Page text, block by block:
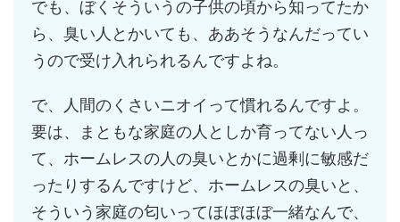
でも、ぼくそういうの子供の頃から知ってたか
ら、臭い人とかいても、ああそうなんだってい
うので受け入れられるんですよね。
で、人間のくさいニオイって慣れるんですよ。
要は、まともな家庭の人としか育ってない人っ
て、ホームレスの人の臭いとかに過剰に敏感だ
ったりするんですけど、ホームレスの臭いと、
そういう家庭の匂いってほぼほぼ一緒なんで、